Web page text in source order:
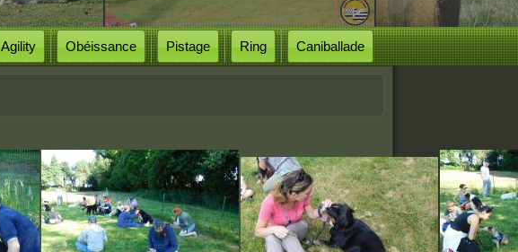
Agility Obéissance Pistage Ring Caniballade